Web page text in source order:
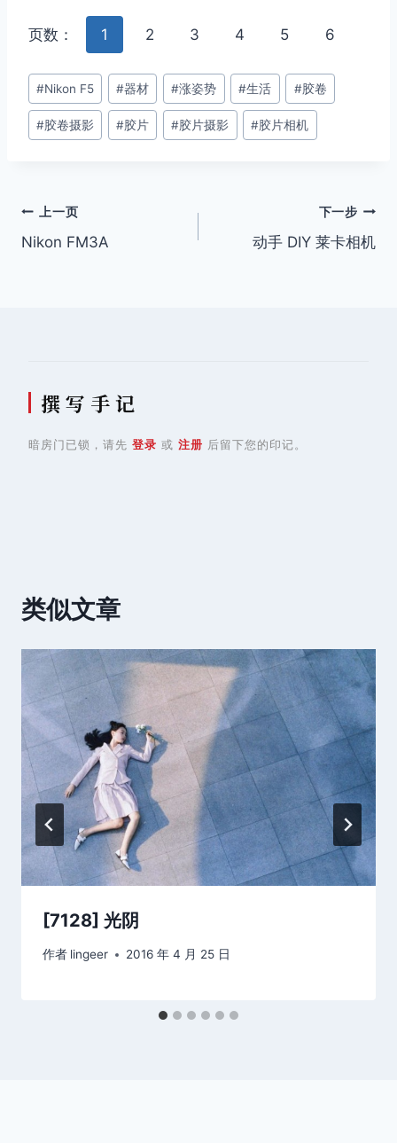
页数： 1 2 3 4 5 6
文
章
标
#Nikon F5 #器材 #涨姿势 #生活 #胶卷
#胶卷摄影 #胶片 #胶片摄影 #胶片相机
文
章
上一页
Nikon FM3A
下一步
动手 DIY 莱卡相机
撰 写 手 记
暗房门已锁，请先 登录 或 注册 后留下您的印记。
类似文章
[7128] 光阴
作者 lingeer 2016 年 4 月 25 日